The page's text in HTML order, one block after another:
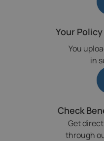
Your
You
in
Check
Get
through